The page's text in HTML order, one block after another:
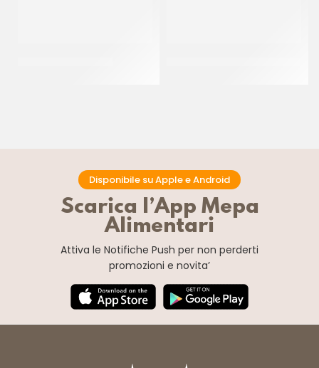
Disponibile su Apple e Android
Scarica l’App Mepa
Alimentari
Attiva le Notifiche Push per non perderti
promozioni e novita’